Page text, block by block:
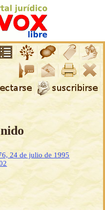
24 de julio de 1995